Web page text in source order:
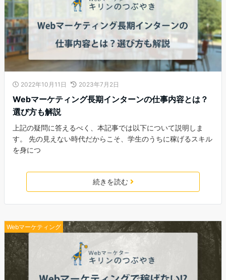
2022年10月11日 2023年7月2日
Webマーケティング長期インターンの仕事内容とは？
選び方も解説
上記の疑問に答えるべく、本記事では以下について説明しま
す。 先の見えない時代だからこそ、学生のうちに稼げるスキル
を身につ
続きを読む
Webマーケティング